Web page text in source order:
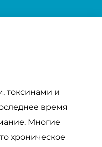
токсинами и
время
Многие
хроническое